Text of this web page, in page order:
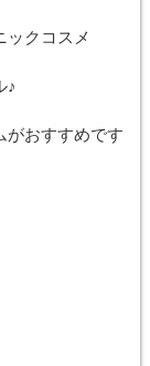
ックコスメ
♪
がおすすめです